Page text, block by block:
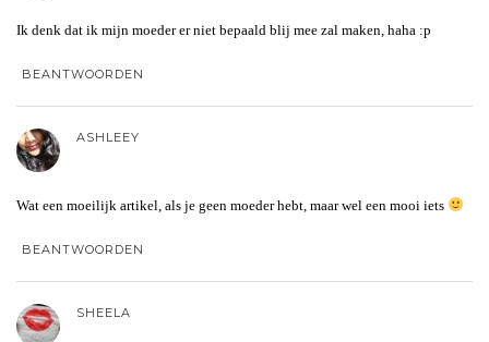
Ik denk dat ik mijn moeder er niet bepaald blij mee zal maken, haha :p
BEANTWOORDEN
ASHLEEY
Wat een moeilijk artikel, als je geen moeder hebt, maar wel een mooi iets
BEANTWOORDEN
SHEELA